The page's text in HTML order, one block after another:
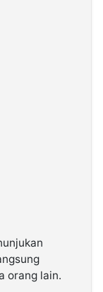
orang lain.